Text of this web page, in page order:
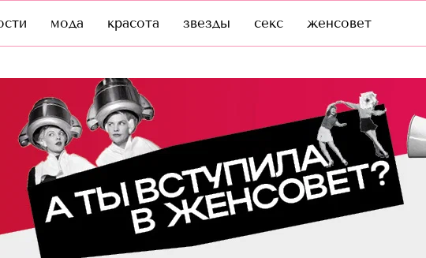
мода красота звезды секс женсовет